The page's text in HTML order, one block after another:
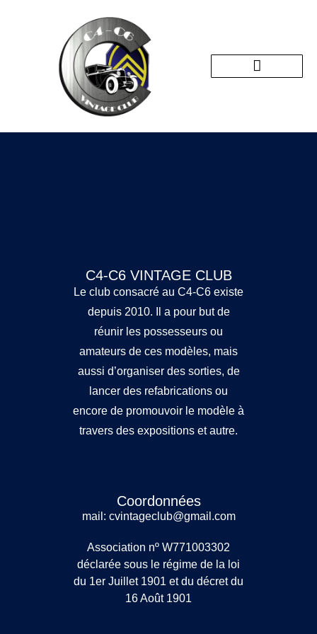
C4-C6 VINTAGE CLUB
Le club consacré au C4-C6 existe
depuis 2010. Il a pour but de
réunir les possesseurs ou
amateurs de ces modèles, mais
aussi d’organiser des sorties, de
lancer des refabrications ou
encore de promouvoir le modèle à
travers des expositions et autre.
Coordonnées
mail: cvintageclub@gmail.com
Association nº W771003302
déclarée sous le régime de la loi
du 1er Juillet 1901 et du décret du
16 Août 1901